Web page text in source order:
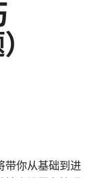
带你从基础到进